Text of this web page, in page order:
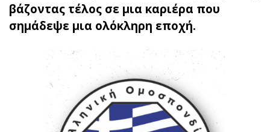
βάζοντας τέλος σε μια καριέρα που
σημάδεψε μια ολόκληρη εποχή.